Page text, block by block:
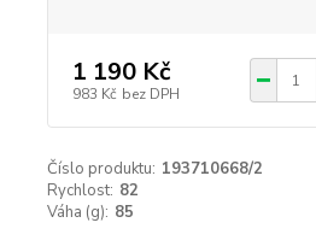
1 190 Kč
983 Kč bez DPH
Číslo produktu: 193710668/2
Rychlost: 82
Váha (g): 85